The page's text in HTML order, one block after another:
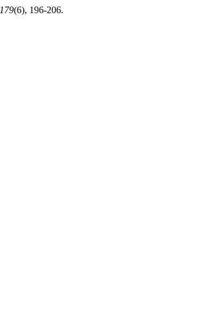
179(6), 196-206.